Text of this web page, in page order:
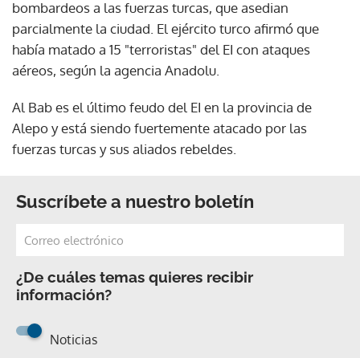
bombardeos a las fuerzas turcas, que asedian
parcialmente la ciudad. El ejército turco afirmó que
había matado a 15 "terroristas" del EI con ataques
aéreos, según la agencia Anadolu.
Al Bab es el último feudo del EI en la provincia de
Alepo y está siendo fuertemente atacado por las
fuerzas turcas y sus aliados rebeldes.
Suscríbete a nuestro boletín
¿De cuáles temas quieres recibir
información?
Noticias